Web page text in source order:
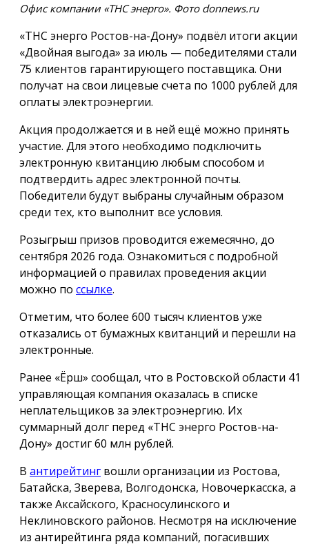
Офис компании «ТНС энерго». Фото donnews.ru
«ТНС энерго Ростов-на-Дону» подвёл итоги акции
«Двойная выгода» за июль — победителями стали
75 клиентов гарантирующего поставщика. Они
получат на свои лицевые счета по 1000 рублей для
оплаты электроэнергии.
Акция продолжается и в ней ещё можно принять
участие. Для этого необходимо подключить
электронную квитанцию любым способом и
подтвердить адрес электронной почты.
Победители будут выбраны случайным образом
среди тех, кто выполнит все условия.
Розыгрыш призов проводится ежемесячно, до
сентября 2026 года. Ознакомиться с подробной
информацией о правилах проведения акции
можно по ссылке.
Отметим, что более 600 тысяч клиентов уже
отказались от бумажных квитанций и перешли на
электронные.
Ранее «Ёрш» сообщал, что в Ростовской области 41
управляющая компания оказалась в списке
неплательщиков за электроэнергию. Их
суммарный долг перед «ТНС энерго Ростов-на-
Дону» достиг 60 млн рублей.
В антирейтинг вошли организации из Ростова,
Батайска, Зверева, Волгодонска, Новочеркасска, а
также Аксайского, Красносулинского и
Неклиновского районов. Несмотря на исключение
из антирейтинга ряда компаний, погасивших